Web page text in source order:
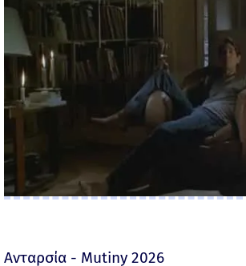
Ανταρσία - Mutiny 2026